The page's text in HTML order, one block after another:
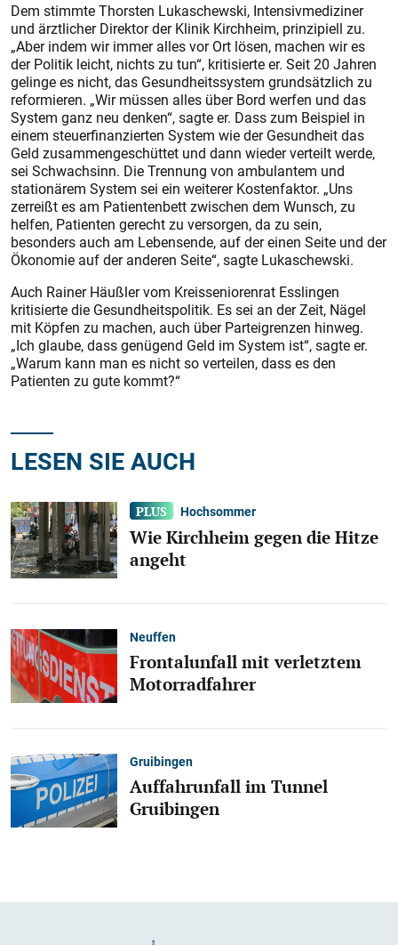
Dem stimmte Thorsten Lukaschewski, Intensivmediziner
und ärztlicher Direktor der Klinik Kirchheim, prinzipiell zu.
„Aber indem wir immer alles vor Ort lösen, machen wir es
der Politik leicht, nichts zu tun“, kritisierte er. Seit 20 Jahren
gelinge es nicht, das Gesundheitssystem grundsätzlich zu
reformieren. „Wir müssen alles über Bord werfen und das
System ganz neu denken“, sagte er. Dass zum Beispiel in
einem steuerfinanzierten System wie der Gesundheit das
Geld zusammengeschüttet und dann wieder verteilt werde,
sei Schwachsinn. Die Trennung von ambulantem und
stationärem System sei ein weiterer Kostenfaktor. „Uns
zerreißt es am Patientenbett zwischen dem Wunsch, zu
helfen, Patienten gerecht zu versorgen, da zu sein,
besonders auch am Lebensende, auf der einen Seite und der
Ökonomie auf der anderen Seite“, sagte Lukaschewski.
Auch Rainer Häußler vom Kreisseniorenrat Esslingen
kritisierte die Gesundheitspolitik. Es sei an der Zeit, Nägel
mit Köpfen zu machen, auch über Parteigrenzen hinweg.
„Ich glaube, dass genügend Geld im System ist“, sagte er.
„Warum kann man es nicht so verteilen, dass es den
Patienten zu gute kommt?“
LESEN SIE AUCH
Hochsommer
Wie Kirchheim gegen die Hitze
angeht
Neuffen
Frontalunfall mit verletztem
Motorradfahrer
Gruibingen
Auffahrunfall im Tunnel
Gruibingen